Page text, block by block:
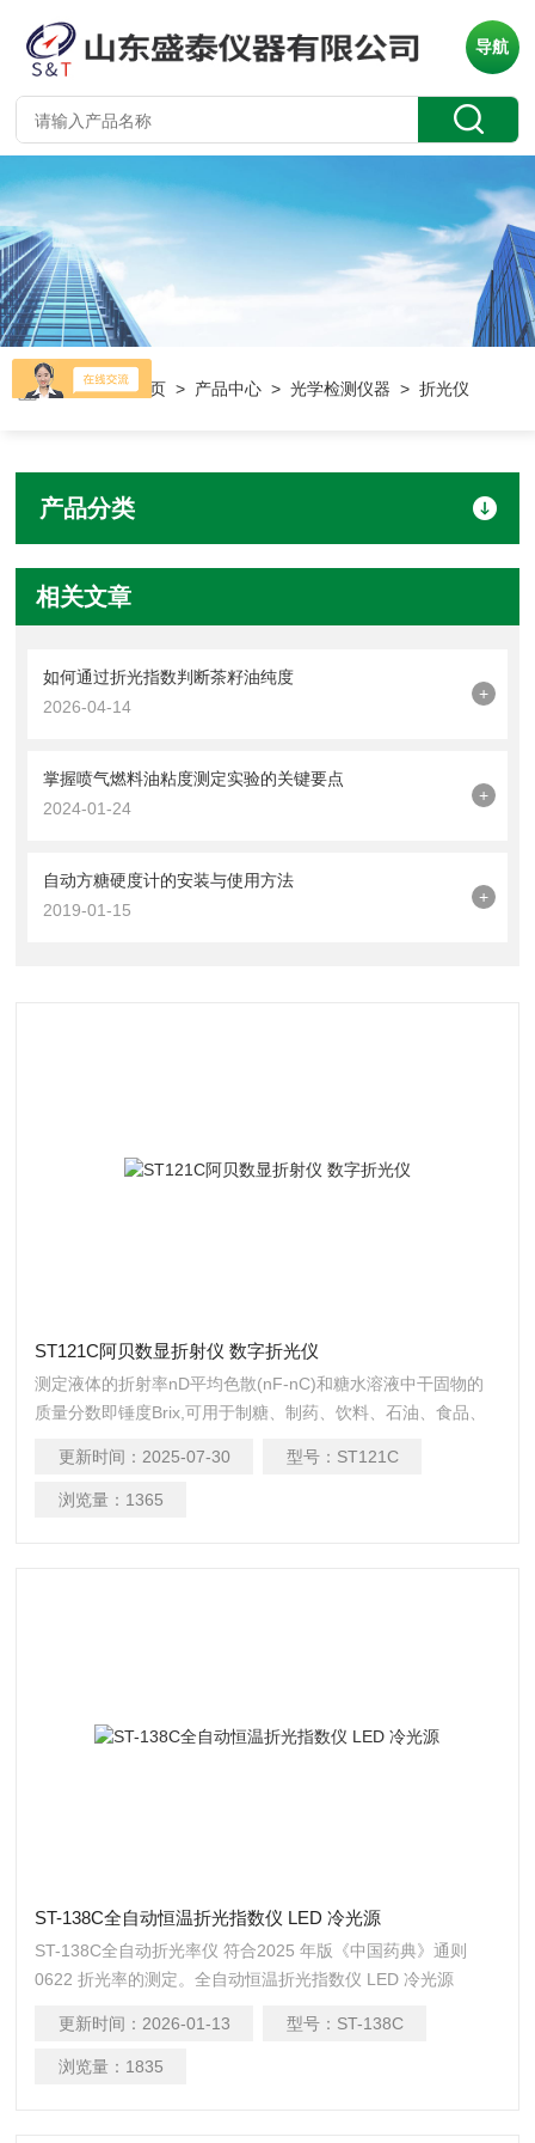
导航
当前位置：首页 > 产品中心 >光学检测仪器 > 折光仪
产品分类
相关文章
如何通过折光指数判断茶籽油纯度
2026-04-14
+
掌握喷气燃料油粘度测定实验的关键要点
2024-01-24
+
自动方糖硬度计的安装与使用方法
2019-01-15
+
ST121C阿贝数显折射仪 数字折光仪
测定液体的折射率nD平均色散(nF-nC)和糖水溶液中干固物的
质量分数即锤度Brix,可用于制糖、制药、饮料、石油、食品、
折光仪
更新时间： 2025-07-30 型号： ST121C
浏览量： 1365
ST-138C全自动恒温折光指数仪 LED 冷光源
ST-138C全自动折光率仪 符合2025 年版《中国药典》通则
0622 折光率的测定。全自动恒温折光指数仪 LED 冷光源
更新时间： 2026-01-13 型号： ST-138C
浏览量： 1835